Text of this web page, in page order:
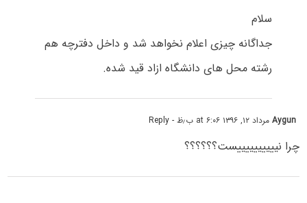
سلام
جداگانه چیزی اعلام نخواهد شد و داخل دفترچه هم
رشته محل های دانشگاه ازاد قید شده.
Aygunمرداد ۱۲, ۱۳۹۶ at ۶:۰۶ ب٫ظ - Reply
چرا نییییییییییست؟؟؟؟؟؟